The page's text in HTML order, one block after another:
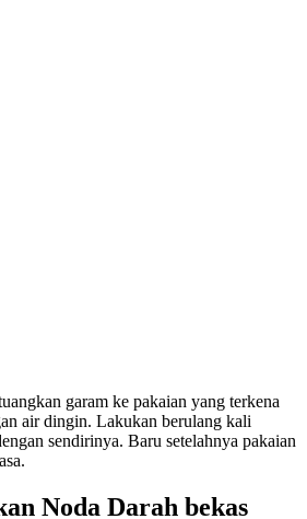
garam ke pakaian yang terkena
air dingin. Lakukan berulang kali
sendirinya. Baru setelahnya pakaian
Noda Darah bekas